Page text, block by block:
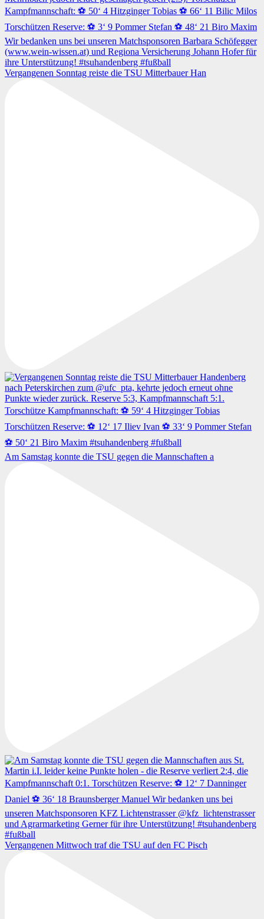
Vergangenen Sonntag reiste die TSU Mitterbauer Han
Am Samstag konnte die TSU gegen die Mannschaften a
Vergangenen Mittwoch traf die TSU auf den FC Pisch